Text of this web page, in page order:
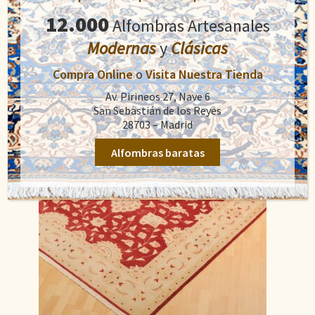
precio
original
era:
1.700,00€.
precio
actual
es:
1.300,00€.
Añadir al carrito
12.000Alfombras Artesanales
ModernasyClásicas
Compra OnlineoVisita Nuestra Tienda
Av. Pirineos 27, Nave 6
San Sebastián de los Reyes
28703 – Madrid
Alfombras baratas